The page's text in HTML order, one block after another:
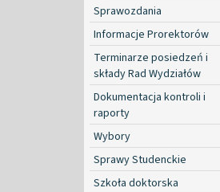
Sprawozdania
Informacje Prorektorów
Terminarze posiedzeń i
składy Rad Wydziałów
Dokumentacja kontroli i
raporty
Wybory
Sprawy Studenckie
Szkoła doktorska